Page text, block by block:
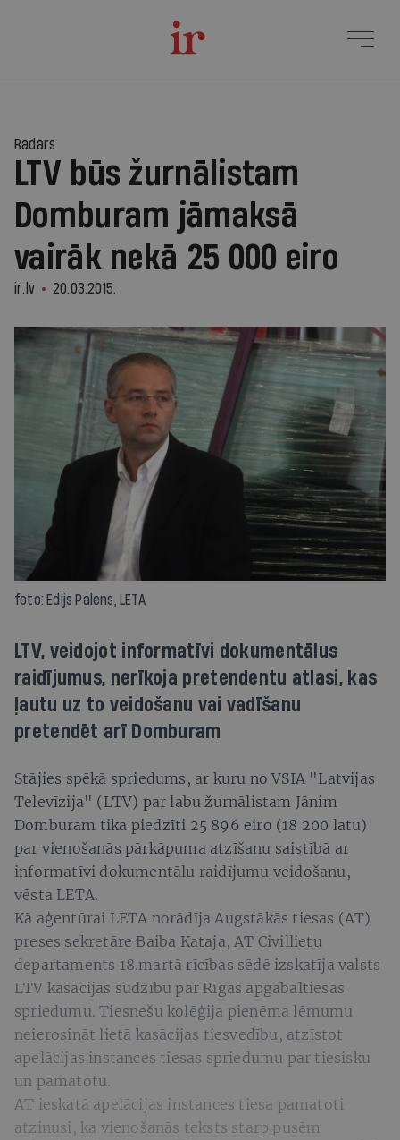
Radars
LTV būs žurnālistam
Domburam jāmaksā
vairāk nekā 25 000 eiro
ir.lv 20.03.2015.
foto: Edijs Palens, LETA
LTV, veidojot informatīvi dokumentālus
raidījumus, nerīkoja pretendentu atlasi, kas
ļautu uz to veidošanu vai vadīšanu
pretendēt arī Domburam
Stājies spēkā spriedums, ar kuru no VSIA "Latvijas
Televīzija" (LTV) par labu žurnālistam Jānim
Domburam tika piedzīti 25 896 eiro (18 200 latu)
par vienošanās pārkāpuma atzīšanu saistībā ar
informatīvi dokumentālu raidījumu veidošanu,
vēsta LETA.
Kā aģentūrai LETA norādīja Augstākās tiesas (AT)
preses sekretāre Baiba Kataja, AT Civillietu
departaments 18.martā rīcības sēdē izskatīja valsts
LTV kasācijas sūdzību par Rīgas apgabaltiesas
spriedumu. Tiesnešu kolēģija pieņēma lēmumu
neierosināt lietā kasācijas tiesvedību, atzīstot
apelācijas instances tiesas spriedumu par tiesisku
un pamatotu.
AT ieskatā apelācijas instances tiesa pamatoti
atzinusi, ka vienošanās teksts starp pusēm